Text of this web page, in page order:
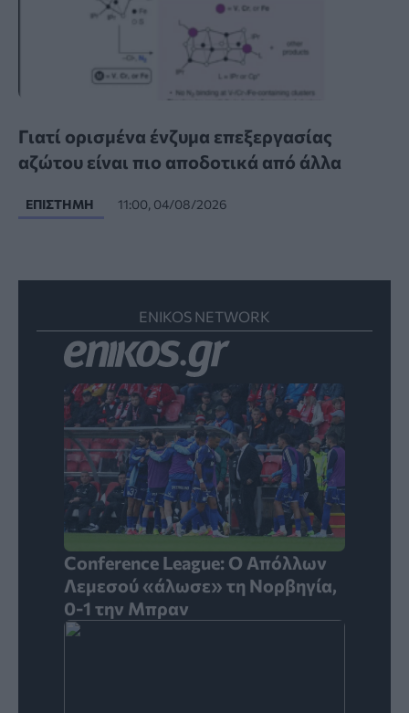
Γιατί ορισμένα ένζυμα επεξεργασίας
αζώτου είναι πιο αποδοτικά από άλλα
ΕΠΙΣΤΉΜΗ 11:00, 04/08/2026
ENIKOS NETWORK
Conference League: Ο Απόλλων
Λεμεσού «άλωσε» τη Νορβηγία,
0-1 την Μπραν